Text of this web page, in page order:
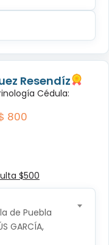
Resendíz
Cédula:
800
$500
de Puebla
GARCÍA,